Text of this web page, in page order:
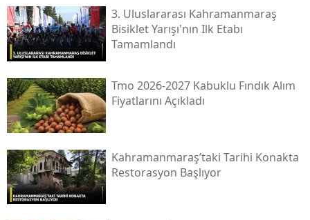
3. Uluslararası Kahramanmaraş
Bisiklet Yarışı'nın Ilk Etabı
Tamamlandı
Tmo 2026-2027 Kabuklu Fındık Alım
Fiyatlarını Açıkladı
Kahramanmaraş’taki Tarihi Konakta
Restorasyon Başlıyor